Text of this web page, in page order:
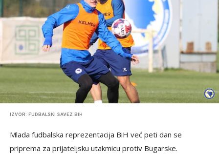
IZVOR: FUDBALSKI SAVEZ BIH
Mlada fudbalska reprezentacija BiH već peti dan se
priprema za prijateljsku utakmicu protiv Bugarske.